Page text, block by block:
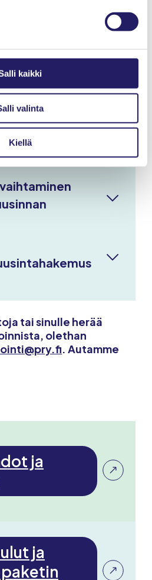
kaikki
valinta
Kiellä
uusiminen
tai sinulle herää
olethan
. Autamme
ja
ja